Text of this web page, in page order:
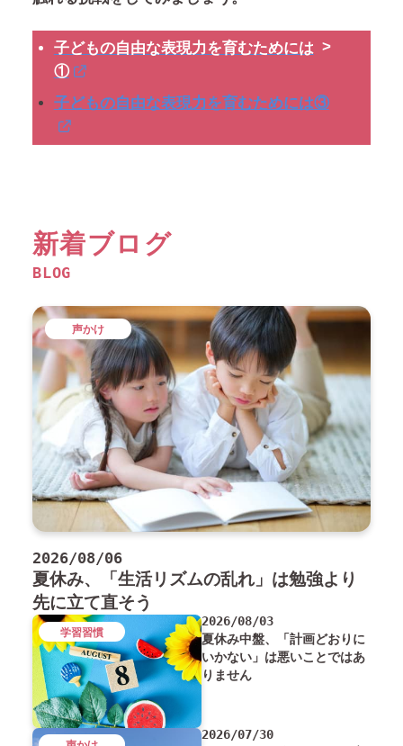
子どもの自由な表現力を育むためには
①
子どもの自由な表現力を育むためには③
新着ブログ
BLOG
2026/08/06
夏休み、「生活リズムの乱れ」は勉強より
先に立て直そう
声かけ
2026/08/03
夏休み中盤、「計画どおりに
いかない」は悪いことではあ
りません
学習習慣
2026/07/30